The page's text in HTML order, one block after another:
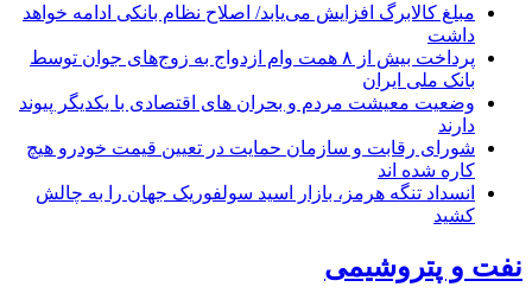
مبلغ کالابرگ افزایش می‌یابد/ اصلاح نظام بانکی ادامه خواهد
داشت
پرداخت بیش از ۸ همت وام ازدواج به زوج‌های جوان توسط
بانک ملی ایران
وضعیت معیشت مردم و بحران های اقتصادی با یکدیگر پیوند
دارند
شورای رقابت و سازمان حمایت در تعیین قیمت خودرو هیچ
کاره شده اند
انسداد تنگه هرمز، بازار اسید سولفوریک جهان را به چالش
کشید
نفت و پتروشیمی